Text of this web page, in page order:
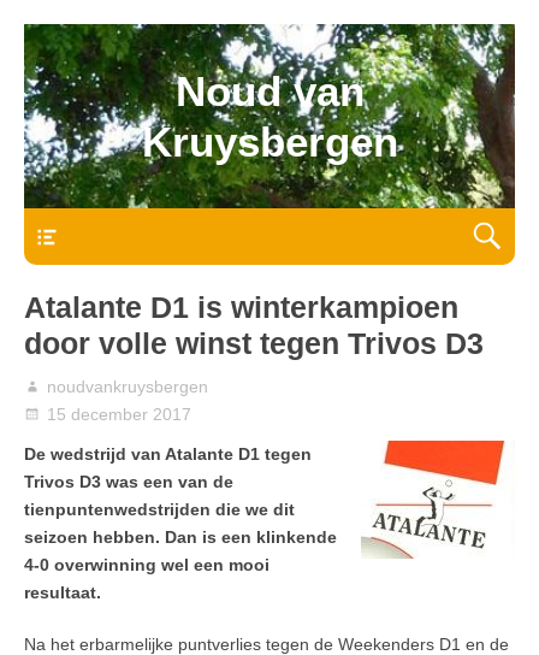
Noud van
Kruysbergen
Atalante D1 is winterkampioen
door volle winst tegen Trivos D3
noudvankruysbergen
15 december 2017
De wedstrijd van Atalante D1 tegen
Trivos D3 was een van de
tienpuntenwedstrijden die we dit
seizoen hebben. Dan is een klinkende
4-0 overwinning wel een mooi
resultaat.
Na het erbarmelijke puntverlies tegen de Weekenders D1 en de